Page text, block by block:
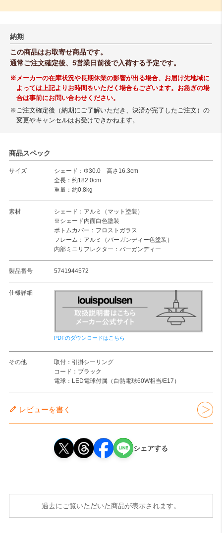
納期
この商品はお取寄せ商品です。
通常ご注文確定後、5営業日前後で入荷する予定です。
※メーカーの在庫状況や長期休業の影響が出る場合、お届け先地域に
よっては上記よりお時間をいただく場合もございます。お急ぎの場
合は事前にお問い合わせください。
※ご注文確定後（納期にご了解いただき、決済が完了したご注文）の
変更やキャンセルはお受けできかねます。
商品スペック
サイズ
シェード：Φ30.0 高さ16.3cm
全長：約182.0cm
重量：約0.8kg
素材
シェード：アルミ（マット塗装）
※シェード内面白色塗装
ボトムカバー：フロストガラス
フレーム：アルミ（バーガンディー色塗装）
内部ミニリフレクター：バーガンディー
製品番号 5741944572
仕様詳細
PDFのダウンロードはこちら
その他
取付：引掛シーリング
コード：ブラック
電球：LED電球付属（白熱電球60W相当/E17）
レビューを書く
シェアする
過去にご覧いただいた商品が表示されます。